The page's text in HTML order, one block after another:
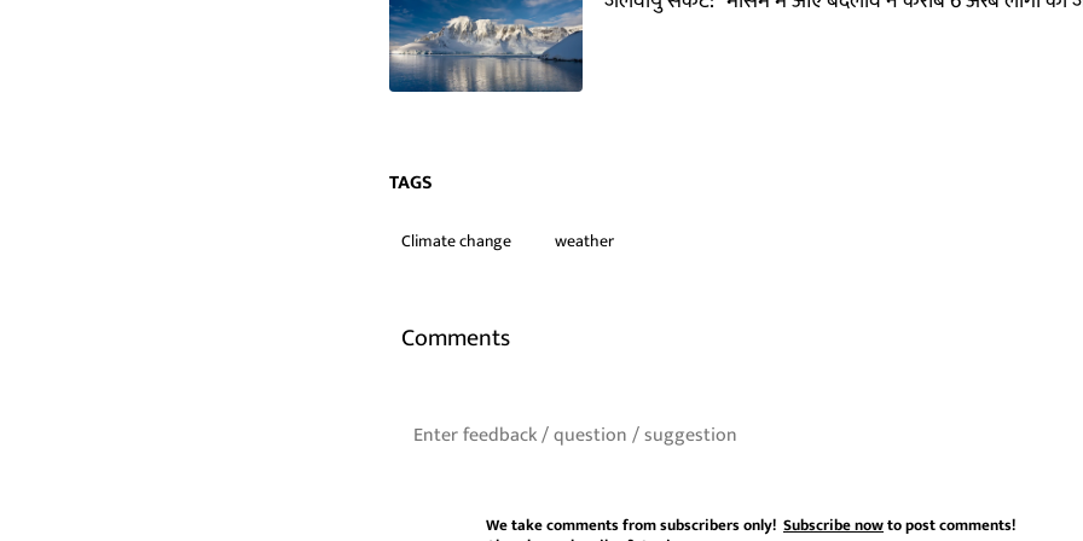
TAGS
Climate change weather
Comments
We take comments from subscribers only! Subscribe nowto post comments!